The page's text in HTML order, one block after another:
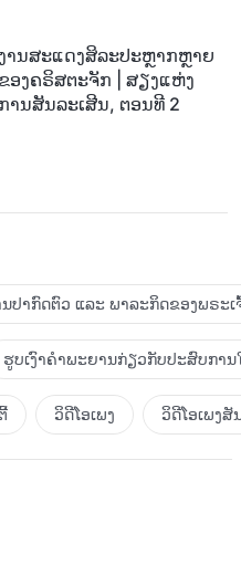
ງານສະແດງສິລະປະຫຼາກຫຼາຍ
ຂອງຄຣິສຕະຈັກ | ສຽງແຫ່ງ
ການສັນລະເສີນ, ຕອນທີ 2
ປາກົດຕົວ ແລະ ພາລະກິດຂອງພຣະເ
ຮູບເງົາຄຳພະຍານກ່ຽວກັບປະສົບກາ
ວິດີໂອເພງ ວິດີໂອເພງສັ